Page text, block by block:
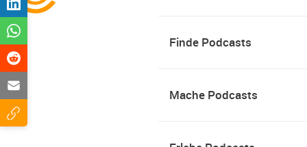
Finde Podcasts
Mache Podcasts